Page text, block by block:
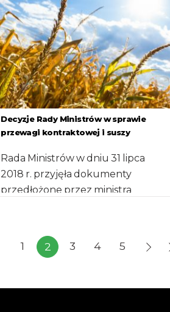
podróżujących po całym […]
Decyzje Rady Ministrów w sprawie
przewagi kontraktowej i suszy
Rada Ministrów w dniu 31 lipca
2018 r. przyjęła dokumenty
przedłożone przez ministra
1 2 3 4 5